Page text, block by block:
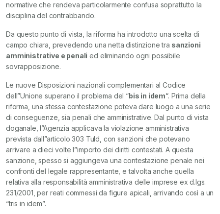
normative che rendeva particolarmente confusa soprattutto la
disciplina del contrabbando.
Da questo punto di vista, la riforma ha introdotto una scelta di
campo chiara, prevedendo una netta distinzione tra sanzioni
amministrative e penali ed eliminando ogni possibile
sovrapposizione.
Le nuove Disposizioni nazionali complementari al Codice
dell”Unione superano il problema del “bis in idem“. Prima della
riforma, una stessa contestazione poteva dare luogo a una serie
di conseguenze, sia penali che amministrative. Dal punto di vista
doganale, l”Agenzia applicava la violazione amministrativa
prevista dall”articolo 303 Tuld, con sanzioni che potevano
arrivare a dieci volte l”importo dei diritti contestati. A questa
sanzione, spesso si aggiungeva una contestazione penale nei
confronti del legale rappresentante, e talvolta anche quella
relativa alla responsabilità amministrativa delle imprese ex d.lgs.
231/2001, per reati commessi da figure apicali, arrivando così a un
“tris in idem”.